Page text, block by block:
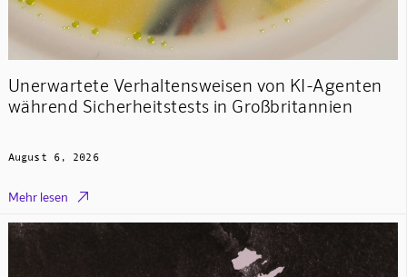
Unerwartete Verhaltensweisen von KI-Agenten
während Sicherheitstests in Großbritannien
August 6, 2026
Mehr lesen 